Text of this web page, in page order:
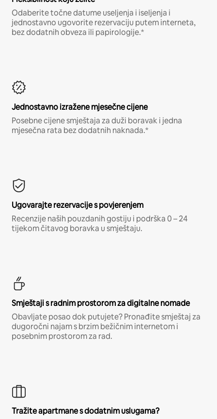
Odaberite točne datume useljenja i iseljenja i
jednostavno ugovorite rezervaciju putem interneta,
bez dodatnih obveza ili papirologije.*
Jednostavno izražene mjesečne cijene
Posebne cijene smještaja za duži boravak i jedna
mjesečna rata bez dodatnih naknada.*
Ugovarajte rezervacije s povjerenjem
Recenzije naših pouzdanih gostiju i podrška 0 – 24
tijekom čitavog boravka u smještaju.
Smještaji s radnim prostorom za digitalne nomade
Obavljate posao dok putujete? Pronađite smještaj za
dugoročni najam s brzim bežičnim internetom i
posebnim prostorom za rad.
Tražite apartmane s dodatnim uslugama?